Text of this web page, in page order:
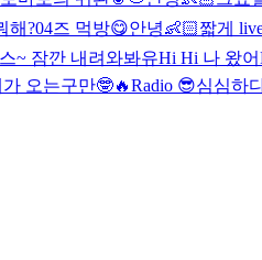
해?04즈 먹방😋안녕👶🏻짧게
~ 잠깐 내려와봐유Hi Hi 나 왔어
오는구만🤓🔥Radio 😎심심하